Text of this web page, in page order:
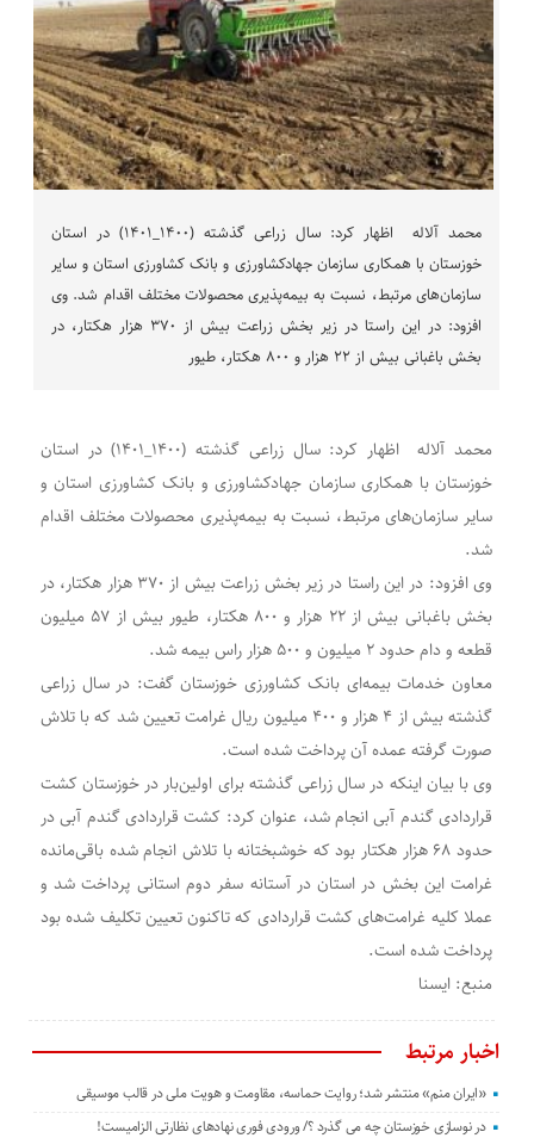
محمد آلاله اظهار کرد: سال زراعی گذشته (۱۴۰۰_۱۴۰۱) در استان
خوزستان با همکاری سازمان جهادکشاورزی و بانک‌ کشاورزی استان و سایر
سازمان‌های مرتبط، نسبت به بیمه‌پذیری محصولات مختلف اقدام شد. وی
افزود: در این راستا در زیر بخش زراعت بیش از ۳۷۰ هزار هکتار، در
بخش باغبانی بیش از ۲۲ هزار و ۸۰۰ هکتار، طیور
محمد آلاله اظهار کرد: سال زراعی گذشته (۱۴۰۰_۱۴۰۱) در استان
خوزستان با همکاری سازمان جهادکشاورزی و بانک‌ کشاورزی استان و
سایر سازمان‌های مرتبط، نسبت به بیمه‌پذیری محصولات مختلف اقدام
شد.
وی افزود: در این راستا در زیر بخش زراعت بیش از ۳۷۰ هزار هکتار، در
بخش باغبانی بیش از ۲۲ هزار و ۸۰۰ هکتار، طیور بیش از ۵۷ میلیون
قطعه و دام حدود ۲ میلیون و ۵۰۰ هزار راس بیمه شد.
معاون خدمات بیمه‌ای بانک کشاورزی خوزستان گفت: در سال زراعی
گذشته بیش از ۴ هزار و ۴۰۰ میلیون ریال غرامت تعیین شد که با تلاش
صورت گرفته عمده آن پرداخت شده است.
وی با بیان اینکه در سال زراعی گذشته برای اولین‌بار در خوزستان کشت
قراردادی گندم آبی انجام شد، عنوان کرد: کشت قراردادی گندم آبی در
حدود ۶۸ هزار هکتار بود که خوشبختانه با تلاش انجام شده باقی‌مانده
غرامت این بخش در استان در آستانه سفر دوم استانی پرداخت شد و
عملا کلیه غرامت‌های کشت قراردادی که تاکنون تعیین تکلیف شده بود
پرداخت شده است.
منبع: ایسنا
اخبار مرتبط
«ایران منم» منتشر شد؛ روایت حماسه، مقاومت و هویت ملی در قالب موسیقی
در نوسازی خوزستان چه می گذرد ؟/ ورودی فوری نهادهای نظارتی الزامیست!